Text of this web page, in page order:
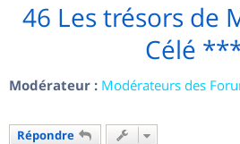
46 Les trésors de
Célé
Modérateur : Modérateurs des
Répondre